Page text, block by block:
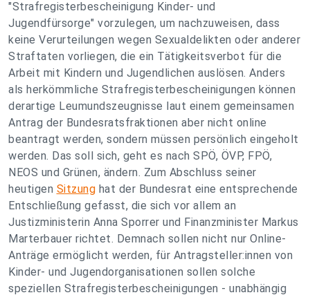
"Strafregisterbescheinigung Kinder- und
Jugendfürsorge" vorzulegen, um nachzuweisen, dass
keine Verurteilungen wegen Sexualdelikten oder anderer
Straftaten vorliegen, die ein Tätigkeitsverbot für die
Arbeit mit Kindern und Jugendlichen auslösen. Anders
als herkömmliche Strafregisterbescheinigungen können
derartige Leumundszeugnisse laut einem gemeinsamen
Antrag der Bundesratsfraktionen aber nicht online
beantragt werden, sondern müssen persönlich eingeholt
werden. Das soll sich, geht es nach SPÖ, ÖVP, FPÖ,
NEOS und Grünen, ändern. Zum Abschluss seiner
heutigen Sitzung hat der Bundesrat eine entsprechende
Entschließung gefasst, die sich vor allem an
Justizministerin Anna Sporrer und Finanzminister Markus
Marterbauer richtet. Demnach sollen nicht nur Online-
Anträge ermöglicht werden, für Antragsteller:innen von
Kinder- und Jugendorganisationen sollen solche
speziellen Strafregisterbescheinigungen - unabhängig